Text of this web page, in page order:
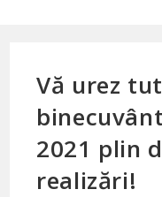
Vă urez
2021 plin
realizări!